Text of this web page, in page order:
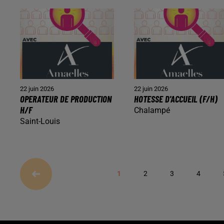
22 juin 2026
OPERATEUR DE PRODUCTION
H/F
Saint-Louis
22 juin 2026
HOTESSE D'ACCUEIL (F/H)
Chalampé
1 2 3 4